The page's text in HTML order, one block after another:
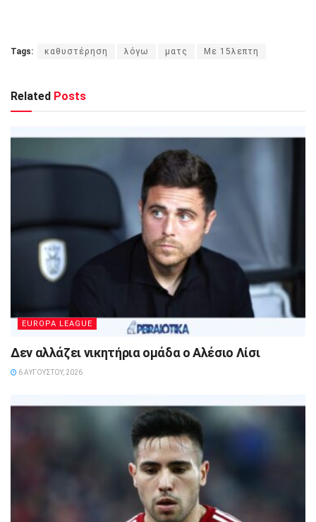
Tags: καθυστέρηση λόγω ματς Με 15λεπτη
Related Posts
EUROPA LEAGUE
Δεν αλλάζει νικητήρια ομάδα ο Αλέσιο Λίσι
6 ΑΥΓΟΎΣΤΟΥ, 2026